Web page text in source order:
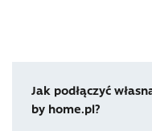
Jak podłączyć
by home.pl?